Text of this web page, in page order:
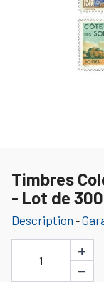
Timbres
- Lot de
Description -
1
+
−